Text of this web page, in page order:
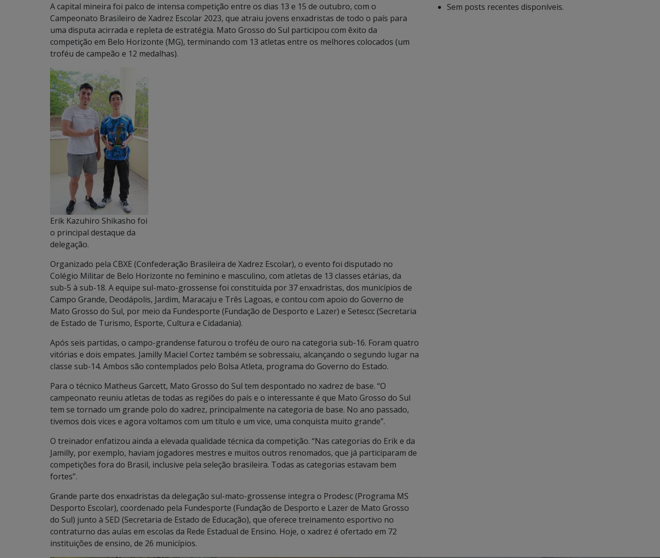
A capital mineira foi palco de intensa competição entre os dias 13 e 15 de outubro, com o
Campeonato Brasileiro de Xadrez Escolar 2023, que atraiu jovens enxadristas de todo o país para
uma disputa acirrada e repleta de estratégia. Mato Grosso do Sul participou com êxito da
competição em Belo Horizonte (MG), terminando com 13 atletas entre os melhores colocados (um
troféu de campeão e 12 medalhas).
Erik Kazuhiro Shikasho foi
o principal destaque da
delegação.
Organizado pela CBXE (Confederação Brasileira de Xadrez Escolar), o evento foi disputado no
Colégio Militar de Belo Horizonte no feminino e masculino, com atletas de 13 classes etárias, da
sub-5 à sub-18. A equipe sul-mato-grossense foi constituída por 37 enxadristas, dos municípios de
Campo Grande, Deodápolis, Jardim, Maracaju e Três Lagoas, e contou com apoio do Governo de
Mato Grosso do Sul, por meio da Fundesporte (Fundação de Desporto e Lazer) e Setescc (Secretaria
de Estado de Turismo, Esporte, Cultura e Cidadania).
Após seis partidas, o campo-grandense faturou o troféu de ouro na categoria sub-16. Foram quatro
vitórias e dois empates. Jamilly Maciel Cortez também se sobressaiu, alcançando o segundo lugar na
classe sub-14. Ambos são contemplados pelo Bolsa Atleta, programa do Governo do Estado.
Para o técnico Matheus Garcett, Mato Grosso do Sul tem despontado no xadrez de base. “O
campeonato reuniu atletas de todas as regiões do país e o interessante é que Mato Grosso do Sul
tem se tornado um grande polo do xadrez, principalmente na categoria de base. No ano passado,
tivemos dois vices e agora voltamos com um título e um vice, uma conquista muito grande”.
O treinador enfatizou ainda a elevada qualidade técnica da competição. “Nas categorias do Erik e da
Jamilly, por exemplo, haviam jogadores mestres e muitos outros renomados, que já participaram de
competições fora do Brasil, inclusive pela seleção brasileira. Todas as categorias estavam bem
fortes”.
Grande parte dos enxadristas da delegação sul-mato-grossense integra o Prodesc (Programa MS
Desporto Escolar), coordenado pela Fundesporte (Fundação de Desporto e Lazer de Mato Grosso
do Sul) junto à SED (Secretaria de Estado de Educação), que oferece treinamento esportivo no
contraturno das aulas em escolas da Rede Estadual de Ensino. Hoje, o xadrez é ofertado em 72
instituições de ensino, de 26 municípios.
Sem posts recentes disponíveis.